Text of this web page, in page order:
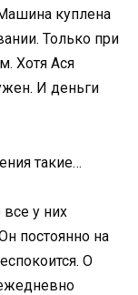
куплена
Только при
Хотя Ася
И деньги
такие…
все у них
постоянно на
О